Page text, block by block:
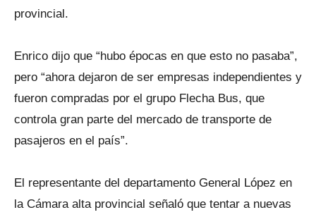
provincial.
Enrico dijo que “hubo épocas en que esto no pasaba”,
pero “ahora dejaron de ser empresas independientes y
fueron compradas por el grupo Flecha Bus, que
controla gran parte del mercado de transporte de
pasajeros en el país”.
El representante del departamento General López en
la Cámara alta provincial señaló que tentar a nuevas